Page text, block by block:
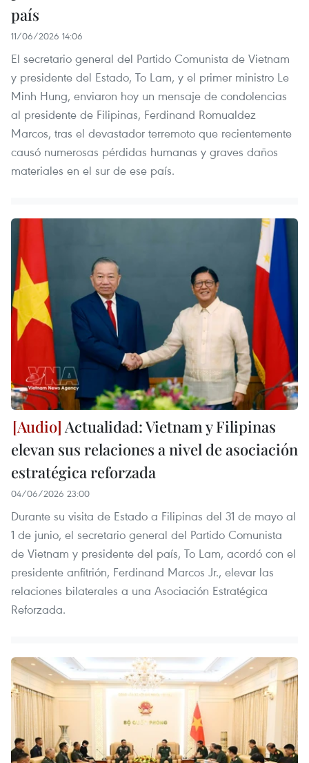
país
11/06/2026 14:06
El secretario general del Partido Comunista de Vietnam
y presidente del Estado, To Lam, y el primer ministro Le
Minh Hung, enviaron hoy un mensaje de condolencias
al presidente de Filipinas, Ferdinand Romualdez
Marcos, tras el devastador terremoto que recientemente
causó numerosas pérdidas humanas y graves daños
materiales en el sur de ese país.
Actualidad: Vietnam y Filipinas
elevan sus relaciones a nivel de asociación
estratégica reforzada
04/06/2026 23:00
Durante su visita de Estado a Filipinas del 31 de mayo al
1 de junio, el secretario general del Partido Comunista
de Vietnam y presidente del país, To Lam, acordó con el
presidente anfitrión, Ferdinand Marcos Jr., elevar las
relaciones bilaterales a una Asociación Estratégica
Reforzada.